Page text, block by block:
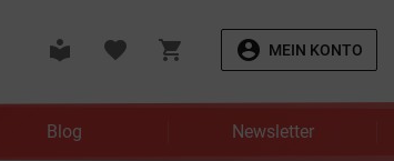
local_library favorite shopping_cart account_circle MEIN KONTO
Blog Newsletter